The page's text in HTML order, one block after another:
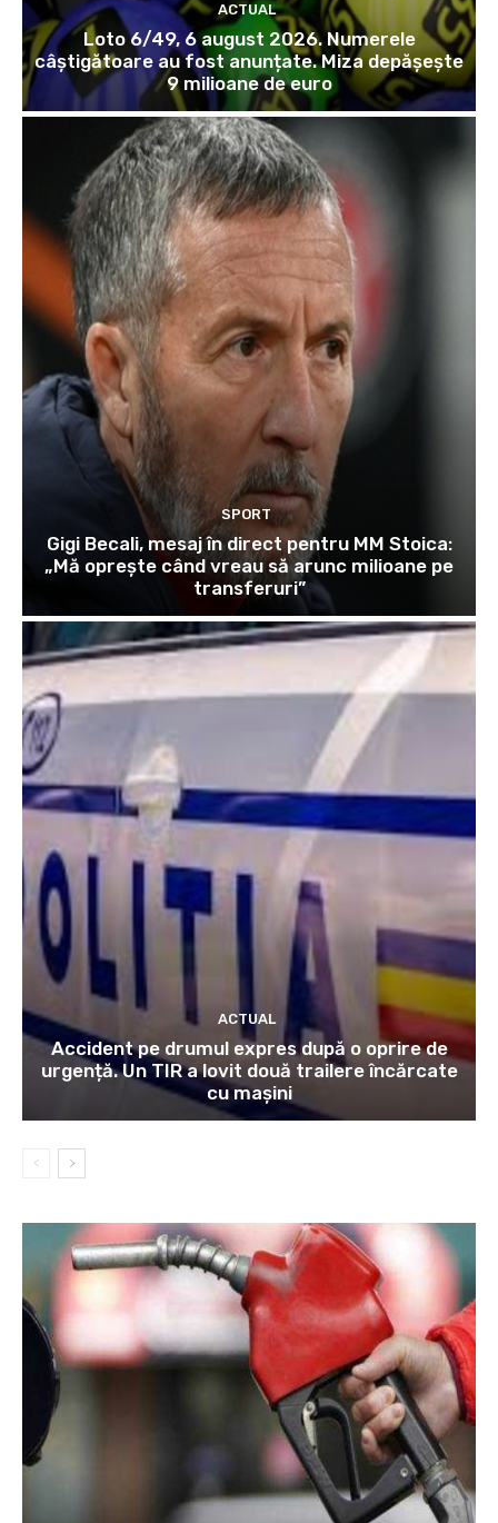
ACTUAL
Loto 6/49, 6 august 2026. Numerele
câștigătoare au fost anunțate. Miza depășește
9 milioane de euro
SPORT
Gigi Becali, mesaj în direct pentru MM Stoica:
„Mă oprește când vreau să arunc milioane pe
transferuri”
ACTUAL
Accident pe drumul expres după o oprire de
urgență. Un TIR a lovit două trailere încărcate
cu mașini